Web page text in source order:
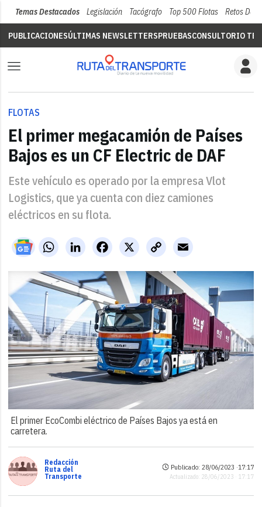
Temas Destacados Legislación Tacógrafo Top 500 Flotas Retos Del
PUBLICACIONESÚLTIMAS NEWSLETTERSPRUEBASCONSULTORIO
FLOTAS
El primer megacamión de Países
Bajos es un CF Electric de DAF
Este vehículo es operado por la empresa Vlot
Logistics, que ya cuenta con diez camiones
eléctricos en su flota.
WhatsAppLinkedIn X
Facebook
Copy
Link
Email
El primer EcoCombi eléctrico de Países Bajos ya está en
carretera.
Redacción
Ruta del
Transporte
Publicado: 28/06/2023 ·17:17
Actualizado: 28/06/2023 · 17:17